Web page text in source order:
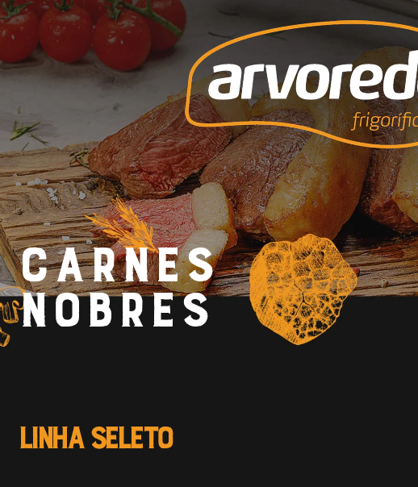
Carnes
nobres
Linha Seleto